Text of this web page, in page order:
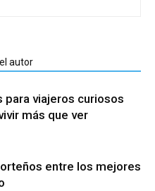
autor
para viajeros curiosos
más que ver
entre los mejores